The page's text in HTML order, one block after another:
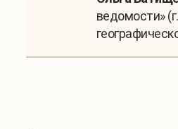
ведомости»